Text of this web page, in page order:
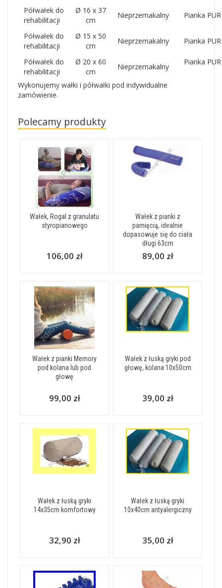
Półwałek do
rehabilitacji
Ø 16 x 37
cm
Nieprzemakalny Pianka PUR
Półwałek do
rehabilitacji
Ø 15 x 50
cm
Nieprzemakalny Pianka PUR
Półwałek do
rehabilitacji
Ø 20 x 60
cm
Nieprzemakalny
Pianka PUR
Wykonujemy wałki i półwałki pod indywidualne
zamówienie.
Polecamy produkty
Wałek, Rogal z granulatu
styropianowego
106,00 zł
Wałek z pianki z
pamięcią, idealnie
dopasowuje się do ciała
długi 63cm
89,00 zł
Wałek z pianki Memory
pod kolana lub pod
głowę
99,00 zł
Wałek z łuską gryki pod
głowę, kolana 10x50cm
39,00 zł
Wałek z łuską gryki
14x35cm komfortowy
32,90 zł
Wałek z łuską gryki
10x40cm antyalergiczny
35,00 zł